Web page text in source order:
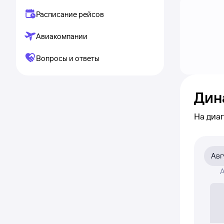
Расписание рейсов
Авиакомпании
Вопросы и ответы
На
На